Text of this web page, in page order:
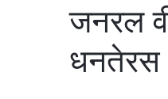
जनरल
धनतेरस